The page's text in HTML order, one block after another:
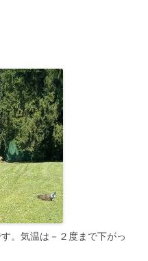
。気温は－２度まで下がっ